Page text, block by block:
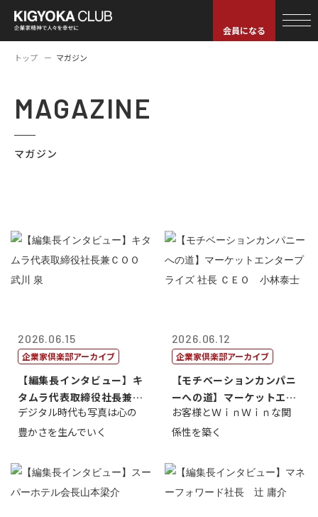
会員になる
トップ マガジン
MAGAZINE
マガジン
2026.06.15
企業家倶楽部アーカイブ
【編集長インタビュー】キ
タムラ代表取締役社長兼Ｃ
ＯＯ 武川 ...
デジタル時代も写真は心の
豊かさを生んでいく
2026.06.12
企業家倶楽部アーカイブ
【モチベーションカンパニ
ーへの道】マーケットエン
タープライズ...
お客様とＷｉｎＷｉｎな関
係性を築く